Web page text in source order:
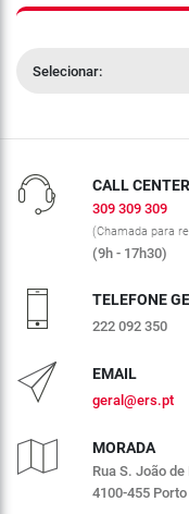
Selecionar:
CALL
309 309 309
(Chamada para
(9h - 17h30)
TELEFONE
222 092 350
EMAIL
geral@ers.pt
MORADA
Rua S. João
4100-455 Porto